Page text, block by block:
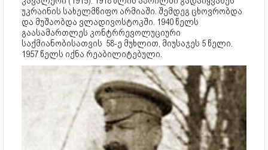
უკრაინის სახელმწიფო არმიაში. შემდეგ ცხოვრობდა
და მუშაობდა ვლადივოსტოკში. 1940 წელს
გაასამართლეს კონტრრევოლუციური
საქმიანობისათვის 58-ე მუხლით, მიუსაჯეს 5 წელი.
1957 წელს იქნა რეაბილიტებული.